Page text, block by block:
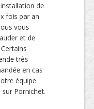
de
fois par an
vous
et de
très
en cas
équipe
Pornichet.